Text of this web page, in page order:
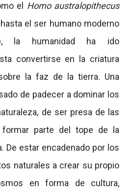
el Homo australopithecus
el ser humano moderno
la humanidad ha ido
convertirse en la criatura
la faz de la tierra. Una
de padecer a dominar los
de ser presa de las
parte del tope de la
De estar encadenado por los
naturales a crear su propio
en forma de cultura,